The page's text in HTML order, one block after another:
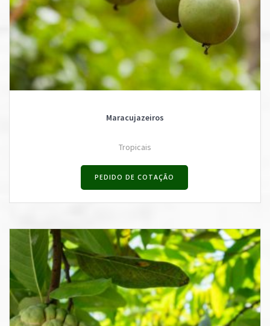
Maracujazeiros
Tropicais
PEDIDO DE COTAÇÃO